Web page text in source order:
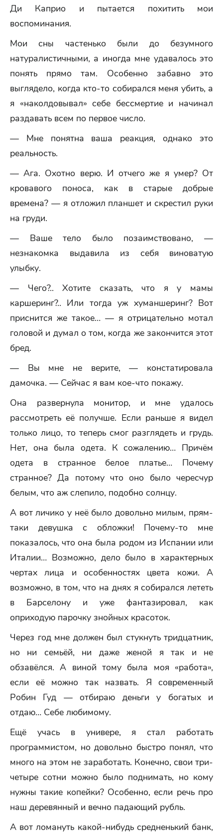
Ди Каприо и пытается похитить мои
воспоминания.
Мои сны частенько были до безумного
натуралистичными, а иногда мне удавалось это
понять прямо там. Особенно забавно это
выглядело, когда кто-то собирался меня убить, а
я «наколдовывал» себе бессмертие и начинал
раздавать всем по первое число.
— Мне понятна ваша реакция, однако это
реальность.
— Ага. Охотно верю. И отчего же я умер? От
кровавого поноса, как в старые добрые
времена? — я отложил планшет и скрестил руки
на груди.
— Ваше тело было позаимствовано, —
незнакомка выдавила из себя виноватую
улыбку.
— Чего?.. Хотите сказать, что я у мамы
каршеринг?.. Или тогда уж хуманшеринг? Вот
приснится же такое… — я отрицательно мотал
головой и думал о том, когда же закончится этот
бред.
— Вы мне не верите, — констатировала
дамочка. — Сейчас я вам кое-что покажу.
Она развернула монитор, и мне удалось
рассмотреть её получше. Если раньше я видел
только лицо, то теперь смог разглядеть и грудь.
Нет, она была одета. К сожалению… Причём
одета в странное белое платье… Почему
странное? Да потому что оно было чересчур
белым, что аж слепило, подобно солнцу.
А вот личико у неё было довольно милым, прям-
таки девушка с обложки! Почему-то мне
показалось, что она была родом из Испании или
Италии… Возможно, дело было в характерных
чертах лица и особенностях цвета кожи. А
возможно, в том, что на днях я собирался лететь
в Барселону и уже фантазировал, как
оприходую парочку знойных красоток.
Через год мне должен был стукнуть тридцатник,
но ни семьёй, ни даже женой я так и не
обзавёлся. А виной тому была моя «работа»,
если её можно так назвать. Я современный
Робин Гуд — отбираю деньги у богатых и
отдаю… Себе любимому.
Ещё учась в универе, я стал работать
программистом, но довольно быстро понял, что
много на этом не заработать. Конечно, свои три-
четыре сотни можно было поднимать, но кому
нужны такие копейки? Особенно, если речь про
наш деревянный и вечно падающий рубль.
А вот ломануть какой-нибудь средненький банк,